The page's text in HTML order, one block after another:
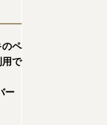
のペ
用で
ー